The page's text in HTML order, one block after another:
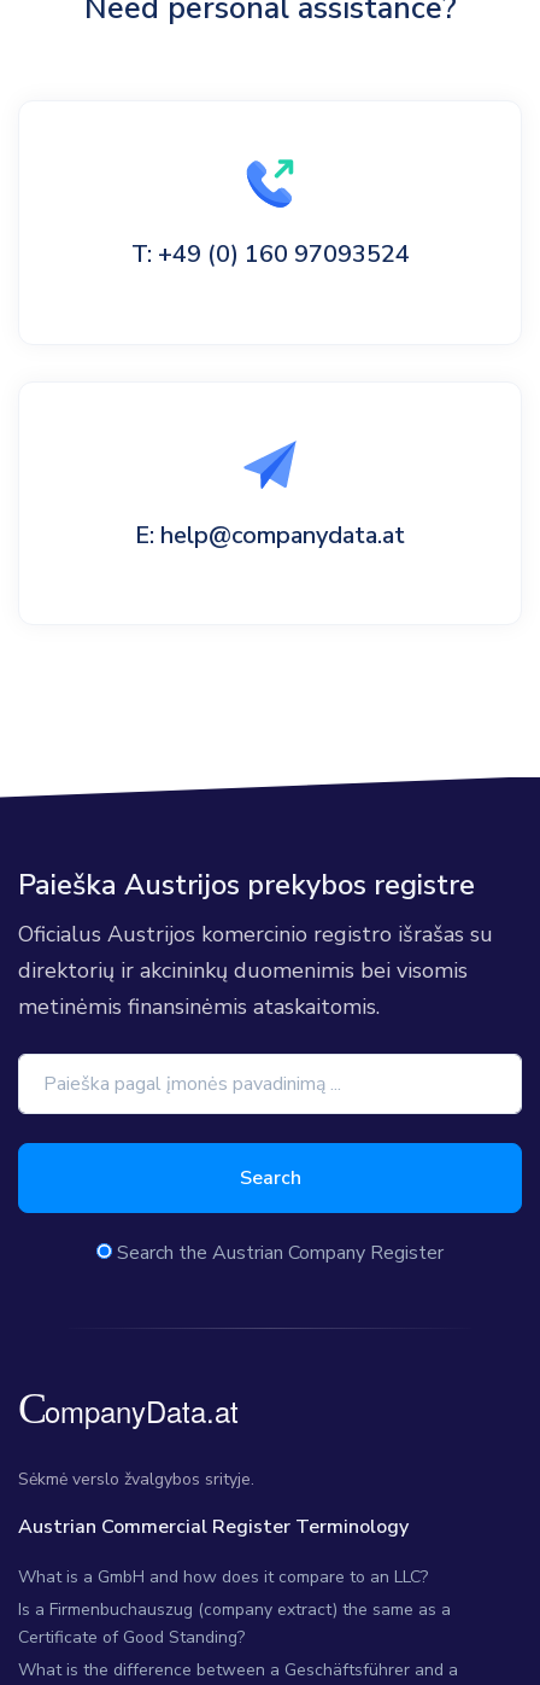
T: +49 (0) 160 97093524
E: help@companydata.at
Paieška Austrijos prekybos registre
Oficialus Austrijos komercinio registro išrašas su
direktorių ir akcininkų duomenimis bei visomis
metinėmis finansinėmis ataskaitomis.
Search
Search the Austrian Company Register
Sėkmė verslo žvalgybos srityje.
Austrian Commercial Register Terminology
What is a GmbH and how does it compare to an LLC?
Is a Firmenbuchauszug (company extract) the same as a
Certificate of Good Standing?
What is the difference between a Geschäftsführer and a